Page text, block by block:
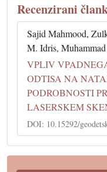
Recenzirani
Sajid Mahmood,
M. Idris,
VPLIV
ODTISA NA
PODROBNOSTI
LASERSKEM
DOI: 10.15292/